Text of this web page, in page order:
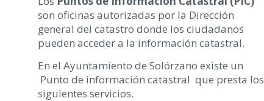
son oficinas autorizadas por la Dirección
general del catastro donde los ciudadanos
pueden acceder a la información catastral.
En el Ayuntamiento de Solórzano existe un
Punto de información catastral que presta los
siguientes servicios.